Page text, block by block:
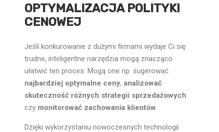
OPTYMALIZACJA POLITYKI
CENOWEJ
Jeśli konkurowanie z dużymi firmami wydaje Ci się
trudne, inteligentne narzędzia mogą znacząco
ułatwić ten proces. Mogą one np. sugerować
najbardziej optymalne ceny, analizować
skuteczność różnych strategii sprzedażowych
czy monitorować zachowania klientów.
Dzięki wykorzystaniu nowoczesnych technologii